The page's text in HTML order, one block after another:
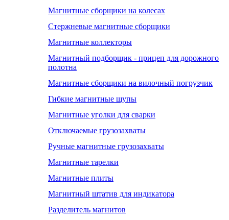
Магнитные сборщики на колесах
Стержневые магнитные сборщики
Магнитные коллекторы
Магнитный подборщик - прицеп для дорожного
полотна
Магнитные сборщики на вилочный погрузчик
Гибкие магнитные щупы
Магнитные уголки для сварки
Отключаемые грузозахваты
Ручные магнитные грузозахваты
Магнитные тарелки
Магнитные плиты
Магнитный штатив для индикатора
Разделитель магнитов